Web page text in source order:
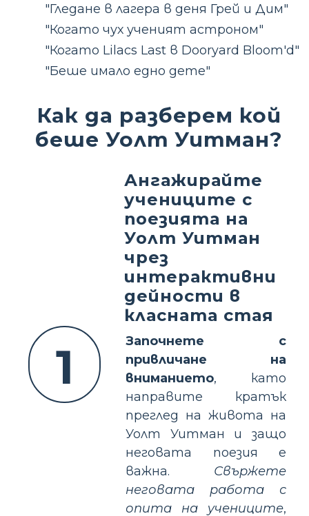
"Гледане в лагера в деня Грей и Дим"
"Когато чух ученият астроном"
"Когато Lilacs Last в Dooryard Bloom'd"
"Беше имало едно дете"
Как да разберем кой
беше Уолт Уитман?
1
Ангажирайте
учениците с
поезията на
Уолт Уитман
чрез
интерактивни
дейности в
класната стая
Започнете с
привличане на
вниманието, като
направите кратък
преглед на живота на
Уолт Уитман и защо
неговата поезия е
важна. Свържете
неговата работа с
опита на учениците,